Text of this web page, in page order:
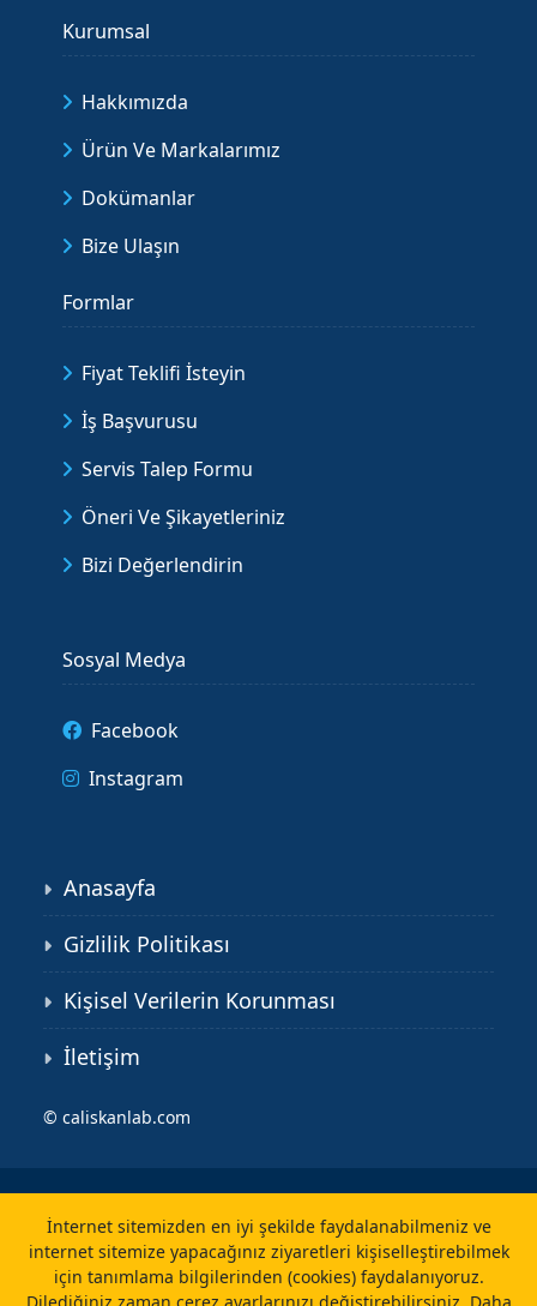
Kurumsal
Hakkımızda
Ürün Ve Markalarımız
Dokümanlar
Bize Ulaşın
Formlar
Fiyat Teklifi İsteyin
İş Başvurusu
Servis Talep Formu
Öneri Ve Şikayetleriniz
Bizi Değerlendirin
Sosyal Medya
Facebook
Instagram
Anasayfa
Gizlilik Politikası
Kişisel Verilerin Korunması
İletişim
© caliskanlab.com
İnternet sitemizden en iyi şekilde faydalanabilmeniz ve
internet sitemize yapacağınız ziyaretleri kişiselleştirebilmek
için tanımlama bilgilerinden (cookies) faydalanıyoruz.